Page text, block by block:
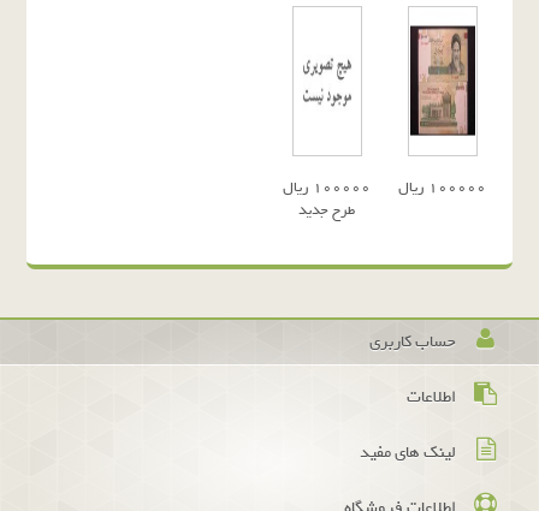
١٠٠٠٠٠ ريال
١٠٠٠٠٠ ريال
طرح جديد
حساب کاربری
اطلاعات
لینک های مفید